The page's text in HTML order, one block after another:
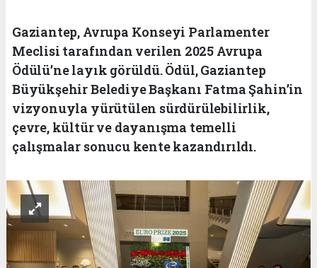
Gaziantep, Avrupa Konseyi Parlamenter
Meclisi tarafından verilen 2025 Avrupa
Ödülü’ne layık görüldü. Ödül, Gaziantep
Büyükşehir Belediye Başkanı Fatma Şahin’in
vizyonuyla yürütülen sürdürülebilirlik,
çevre, kültür ve dayanışma temelli
çalışmalar sonucu kente kazandırıldı.